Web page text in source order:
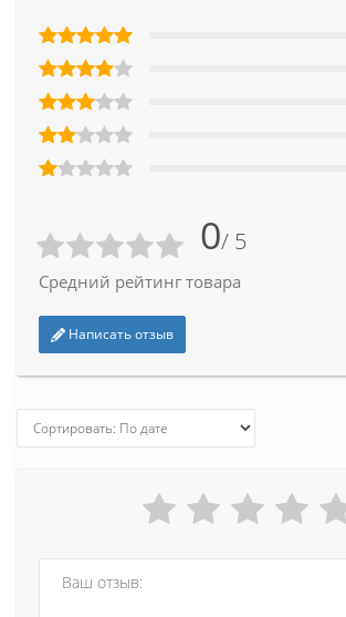
0/ 5
Средний рейтинг товара
Написать отзыв